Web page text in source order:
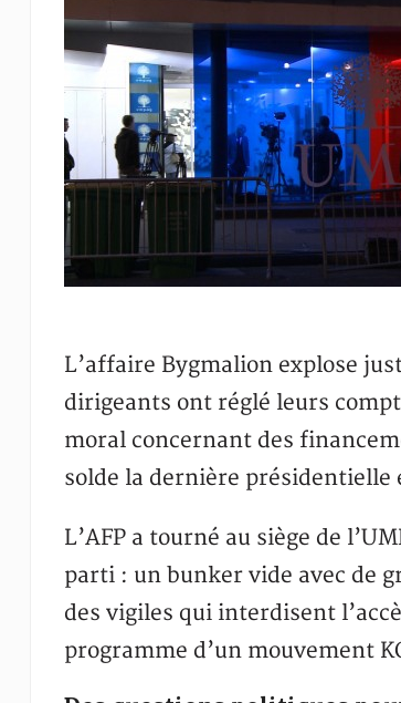
L’affaire Bygmalion explose
dirigeants ont réglé leurs
moral concernant des
solde la dernière présidentielle
L’AFP a tourné au siège de
parti : un bunker vide avec de
des vigiles qui interdisent
programme d’un mouvement